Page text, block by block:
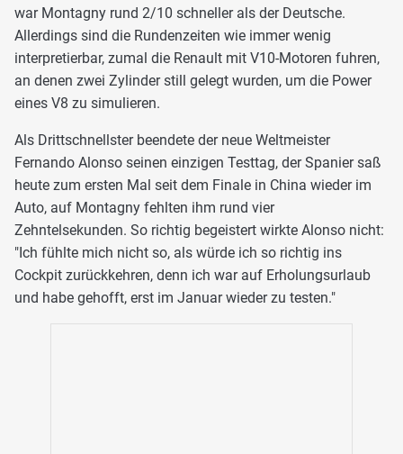
war Montagny rund 2/10 schneller als der Deutsche.
Allerdings sind die Rundenzeiten wie immer wenig
interpretierbar, zumal die Renault mit V10-Motoren fuhren,
an denen zwei Zylinder still gelegt wurden, um die Power
eines V8 zu simulieren.
Als Drittschnellster beendete der neue Weltmeister
Fernando Alonso seinen einzigen Testtag, der Spanier saß
heute zum ersten Mal seit dem Finale in China wieder im
Auto, auf Montagny fehlten ihm rund vier
Zehntelsekunden. So richtig begeistert wirkte Alonso nicht:
"Ich fühlte mich nicht so, als würde ich so richtig ins
Cockpit zurückkehren, denn ich war auf Erholungsurlaub
und habe gehofft, erst im Januar wieder zu testen."